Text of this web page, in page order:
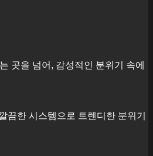
곳을 넘어, 감성적인 분위기 속에
한 시스템으로 트렌디한 분위기